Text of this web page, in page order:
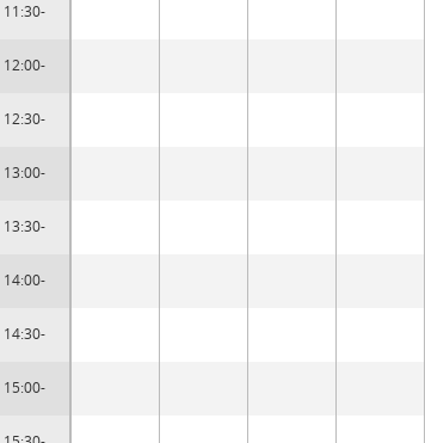
11:30-
12:00-
12:30-
13:00-
13:30-
14:00-
14:30-
15:00-